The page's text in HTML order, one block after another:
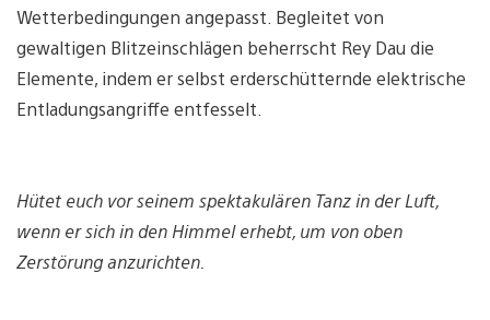
Wetterbedingungen angepasst. Begleitet von
gewaltigen Blitzeinschlägen beherrscht Rey Dau die
Elemente, indem er selbst erderschütternde elektrische
Entladungsangriffe entfesselt.
Hütet euch vor seinem spektakulären Tanz in der Luft,
wenn er sich in den Himmel erhebt, um von oben
Zerstörung anzurichten.